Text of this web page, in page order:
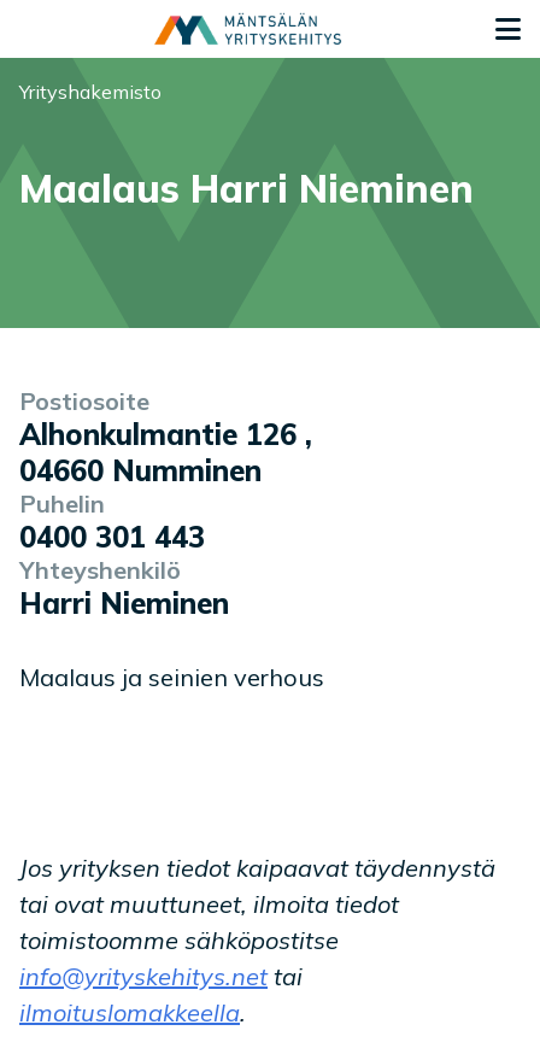
Olet tässä:
Yrityshakemisto
Maalaus Harri Nieminen
Yrityksen tiedot
Postiosoite
Alhonkulmantie 126 ,
04660 Numminen
Puhelin
0400 301 443
Yhteyshenkilö
Harri Nieminen
Palvelukuvaus
Maalaus ja seinien verhous
Jos yrityksen tiedot kaipaavat täydennystä
tai ovat muuttuneet, ilmoita tiedot
toimistoomme sähköpostitse
info@yrityskehitys.nettai
ilmoituslomakkeella.